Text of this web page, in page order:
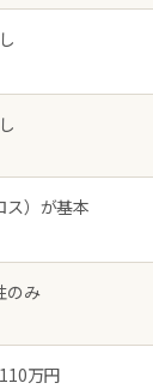
ス）が基本
のみ
万円